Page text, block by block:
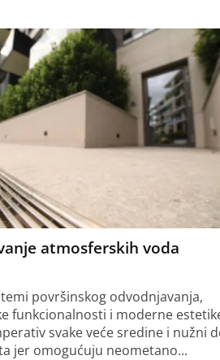
atmosferskih voda
površinskog odvodnjavanja,
funkcionalnosti i moderne
svake veće sredine i nužni
jer omogućuju neometano...